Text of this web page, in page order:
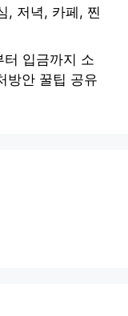
, 저녁, 카페, 찐
입금까지 소
방안 꿀팁 공유